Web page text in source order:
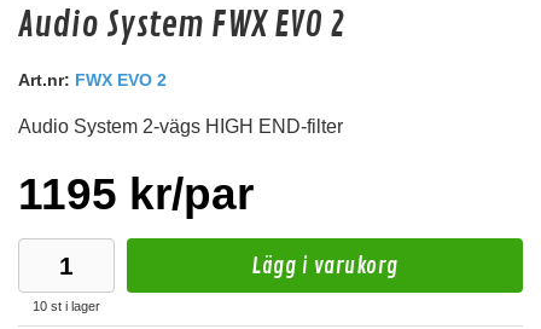
Batteripolsko för minuspolen.
Snabblager 1-3 dagar
Audio System FWX EVO 2
Art.nr: FWX EVO 2
Audio System 2-vägs HIGH END-filter
1195 kr/par
10 st i lager
Lägg i varukorg